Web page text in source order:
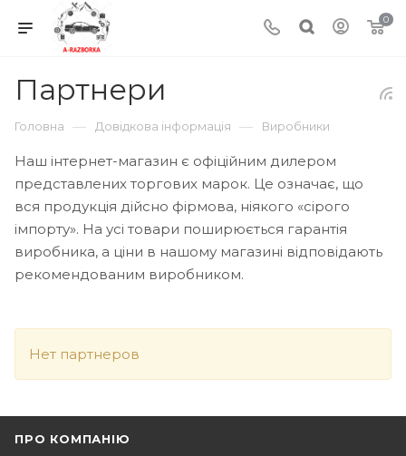
0
Партнери
Головна — Довідкова інформація — Виробники
Наш інтернет-магазин є офіційним дилером
представлених торгових марок. Це означає, що
вся продукція дійсно фірмова, ніякого «сірого
імпорту». На усі товари поширюється гарантія
виробника, а ціни в нашому магазині відповідають
рекомендованим виробником.
Нет партнеров
ПРО КОМПАНІЮ